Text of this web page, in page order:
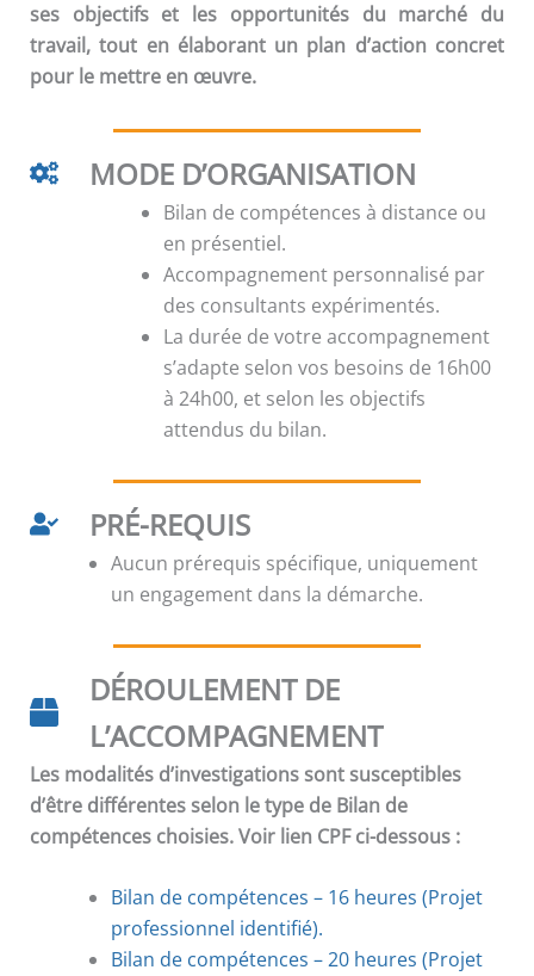
ses objectifs et les opportunités du marché du
travail, tout en élaborant un plan d’action concret
pour le mettre en œuvre.
MODE D’ORGANISATION
Bilan de compétences à distance ou
en présentiel.
Accompagnement personnalisé par
des consultants expérimentés.
La durée de votre accompagnement
s’adapte selon vos besoins de 16h00
à 24h00, et selon les objectifs
attendus du bilan.
PRÉ-REQUIS
Aucun prérequis spécifique, uniquement
un engagement dans la démarche.
DÉROULEMENT DE
L’ACCOMPAGNEMENT
Les modalités d’investigations sont susceptibles
d’être différentes selon le type de Bilan de
compétences choisies. Voir lien CPF ci-dessous :
Bilan de compétences – 16 heures (Projet
professionnel identifié).
Bilan de compétences –20 heures (Projet